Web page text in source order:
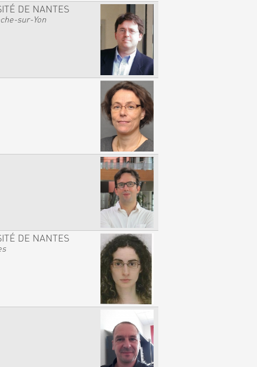
DE NANTES
sur-Yon
DE NANTES